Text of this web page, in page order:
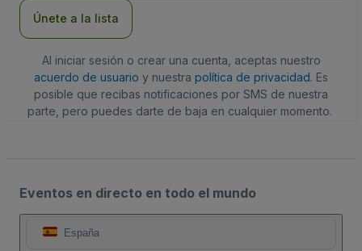
Únete a la lista
Al iniciar sesión o crear una cuenta, aceptas nuestro
acuerdo de usuario y nuestra política de privacidad. Es
posible que recibas notificaciones por SMS de nuestra
parte, pero puedes darte de baja en cualquier momento.
Eventos en directo en todo el mundo
España